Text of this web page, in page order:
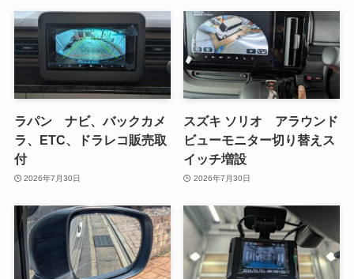
ラパン ナビ、バックカメ
ラ、ETC、ドラレコ販売取
付
2026年7月30日
スズキ ソリオ アラウンド
ビューモニター切り替えス
イッチ増設
2026年7月30日